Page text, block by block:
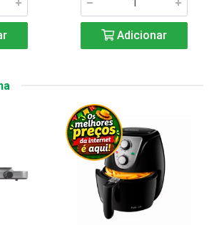
Adicionar